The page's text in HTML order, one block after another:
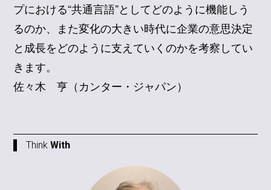
プにおける“共通言語”としてどのように機能しう
るのか、また変化の大きい時代に企業の意思決定
と成長をどのように支えていくのかを考察してい
きます。
佐々木 亨（カンター・ジャパン）
ThinkWith